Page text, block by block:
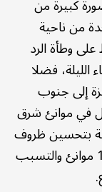
كبيرة من
من ناحية
وطأة الرد
الليلة، فضلا
إلى جنوب
أكثر من 25 ألف عامل في موانئ شرق
بتحسين ظروف
عملهم، وهو ما قد يهدد بإغلاق أكثر من 10 موانئ والتسبب